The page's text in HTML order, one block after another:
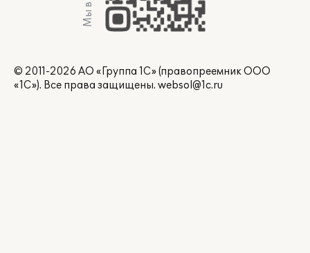
© 2011-2026 АО «Группа 1С» (правопреемник ООО
«1С»). Все права защищены. websol@1c.ru